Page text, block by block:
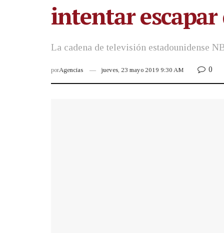
intentar
La cadena de televisión estadounidense
porAgencias jueves, 23 mayo 2019 9:30 AM 0